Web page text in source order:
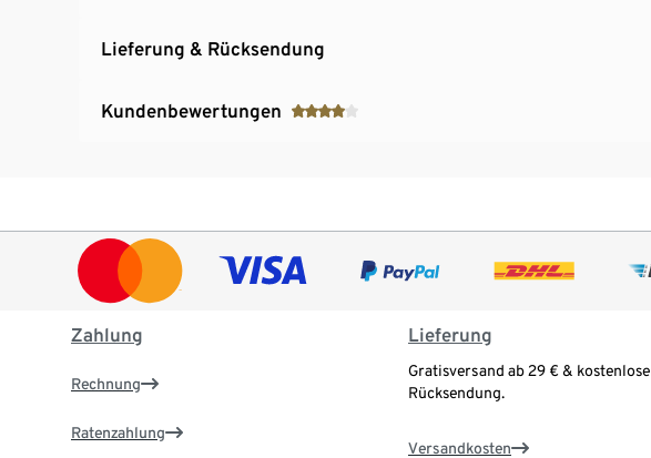
Lieferung & Rücksendung
Kundenbewertungen
Zahlung
Rechnung
Ratenzahlung
Lieferung
Gratisversand ab 29 € & kostenlose
Rücksendung.
Versandkosten